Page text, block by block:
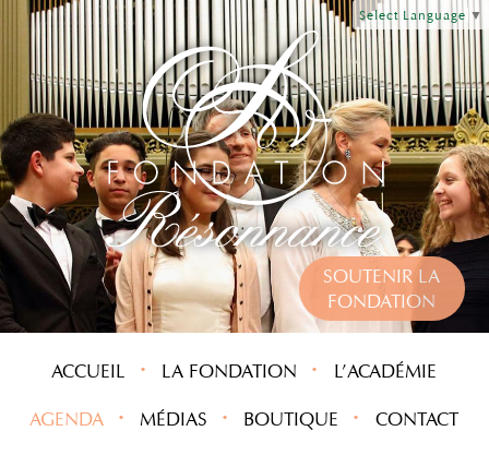
Select Language ▼
SOUTENIR LA
FONDATION
ACCUEIL LA FONDATION L’ACADÉMIE
AGENDA MÉDIAS BOUTIQUE CONTACT